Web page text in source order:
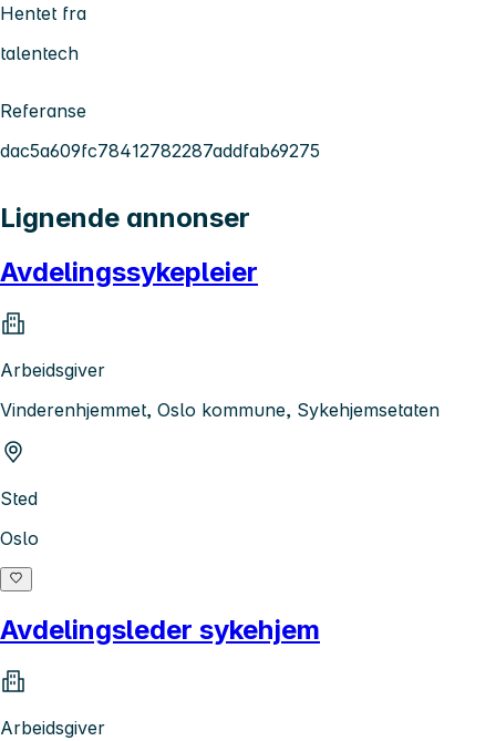
Hentet fra
talentech
Referanse
dac5a609fc78412782287addfab69275
Lignende annonser
Avdelingssykepleier
Arbeidsgiver
Vinderenhjemmet, Oslo kommune, Sykehjemsetaten
Sted
Oslo
Avdelingsleder sykehjem
Arbeidsgiver